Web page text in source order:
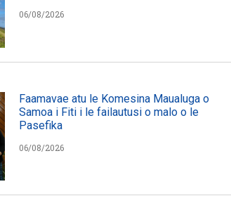
06/08/2026
Faamavae atu le Komesina Maualuga o
Samoa i Fiti i le failautusi o malo o le
Pasefika
06/08/2026